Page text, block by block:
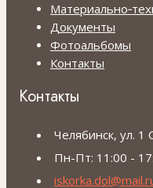
Документы
Фотоальбомы
Контакты
Контакты
Челябинск, ул. 1
Пн-Пт: 11:00 -